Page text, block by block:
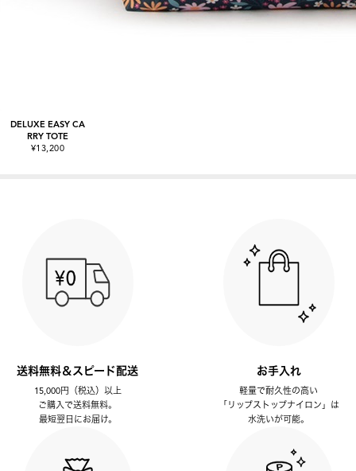
DELUXE EASY CA
RRY TOTE
¥13,200
送料無料＆スピード配送
15,000円（税込）以上
ご購入で送料無料。
最短翌日にお届け。
お手入れ
軽量で耐久性の高い
「リップストップナイロン」は
水洗いが可能。